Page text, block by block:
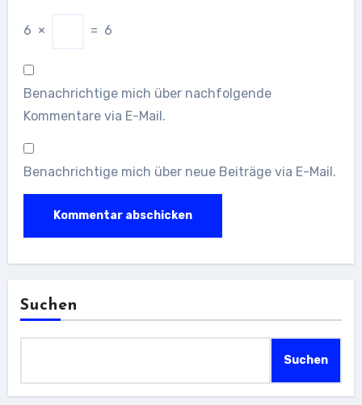
6 × = 6
Benachrichtige mich über nachfolgende
Kommentare via E-Mail.
Benachrichtige mich über neue Beiträge via E-Mail.
Suchen
Suchen